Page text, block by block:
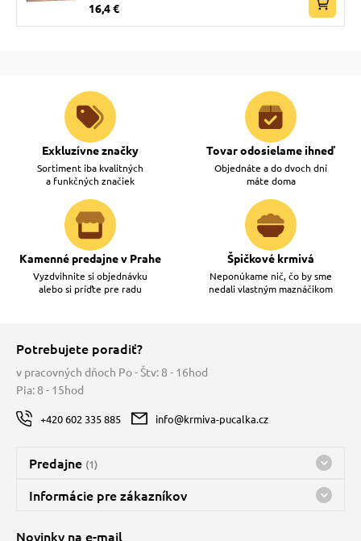
16,4 €
Exkluzívne značky
Sortiment iba kvalitných
a funkčných značiek
Tovar odosielame ihneď
Objednáte a do dvoch dní
máte doma
Kamenné predajne v Prahe
Vyzdvihnite si objednávku
alebo si príďte pre radu
Špičkové krmivá
Neponúkame nič, čo by sme
nedali vlastným maznáčikom
Potrebujete poradiť?
v pracovných dňoch Po - Štv: 8 - 16hod
Pia: 8 - 15hod
+420 602 335 885 info@krmiva-pucalka.cz
Predajne (1)
Predajňa a sklad Kbely
Bohužiaľ, momentálne máme zatvorené
Informácie pre zákazníkov
Novinky na e-mail